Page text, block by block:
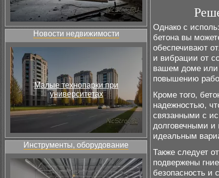
Новости недвижимости
Малые технопарки при
университетах
Инструменты, оборудование
Однако с
бетона вы
обеспечивают
и вибрации от
вашем доме или
повышению
Кроме того,
надежностью,
связанными с
долговечными и
идеальным
Также следует
подвержены
безопасность и